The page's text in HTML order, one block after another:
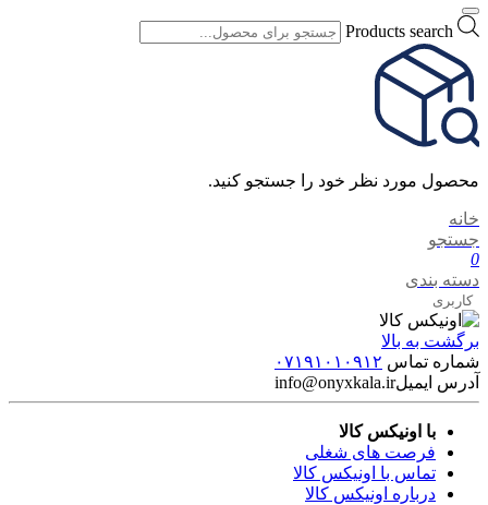
Products search
محصول مورد نظر خود را جستجو کنید.
خانه
جستجو
0
دسته بندی
کاربری
برگشت به بالا
شماره تماس ۰۷۱۹۱۰۱۰۹۱۲
آدرس ایمیلinfo@onyxkala.ir
با اونیکس کالا
فرصت های شغلی
تماس با اونیکس کالا
درباره اونیکس کالا